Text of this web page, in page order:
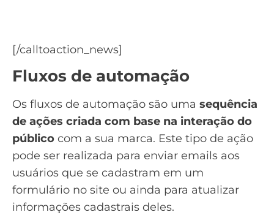
[/calltoaction_news]
Fluxos de automação
Os fluxos de automação são uma sequência
de ações criada com base na interação do
público com a sua marca. Este tipo de ação
pode ser realizada para enviar emails aos
usuários que se cadastram em um
formulário no site ou ainda para atualizar
informações cadastrais deles.